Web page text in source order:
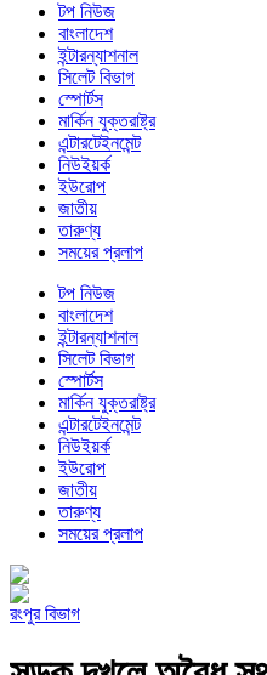
টপ নিউজ
বাংলাদেশ
ইন্টারন্যাশনাল
সিলেট বিভাগ
স্পোর্টস
মার্কিন যুক্তরাষ্ট্র
এন্টারটেইনমেন্ট
নিউইয়র্ক
ইউরোপ
জাতীয়
তারুণ্য
সময়ের প্রলাপ
টপ নিউজ
বাংলাদেশ
ইন্টারন্যাশনাল
সিলেট বিভাগ
স্পোর্টস
মার্কিন যুক্তরাষ্ট্র
এন্টারটেইনমেন্ট
নিউইয়র্ক
ইউরোপ
জাতীয়
তারুণ্য
সময়ের প্রলাপ
রংপুর বিভাগ